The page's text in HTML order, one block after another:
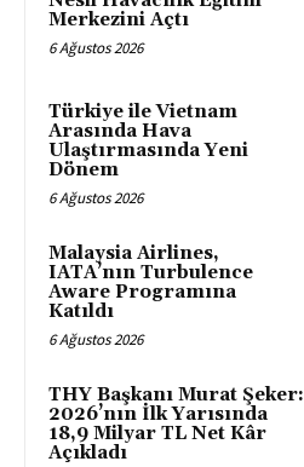
Merkezini Açtı
6 Ağustos 2026
Türkiye ile Vietnam
Arasında Hava
Ulaştırmasında Yeni
Dönem
6 Ağustos 2026
Malaysia Airlines,
IATA’nın Turbulence
Aware Programına
Katıldı
6 Ağustos 2026
THY Başkanı Murat Şeker:
2026’nın İlk Yarısında
18,9 Milyar TL Net Kâr
Açıkladı